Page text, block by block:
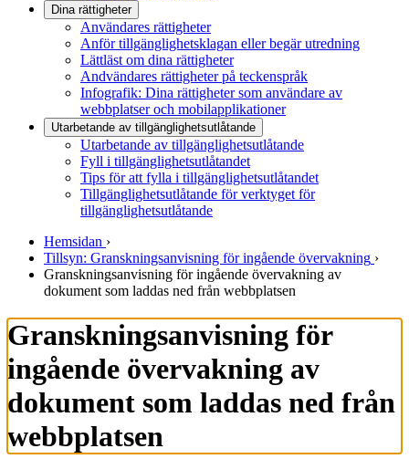
Dina rättigheter
Användares rättigheter
Anför tillgänglighetsklagan eller begär utredning
Lättläst om dina rättigheter
Andvändares rättigheter på teckenspråk
Infografik: Dina rättigheter som användare av
webbplatser och mobilapplikationer
Utarbetande av tillgänglighets­utlåtande
Utarbetande av tillgänglighetsutlåtande
Fyll i tillgänglighetsutlåtandet
Tips för att fylla i tillgänglighetsutlåtandet
Tillgänglighetsutlåtande för verktyget för
tillgänglighetsutlåtande
Hemsidan ›
Tillsyn: Granskningsanvisning för ingående övervakning ›
Granskningsanvisning för ingående övervakning av
dokument som laddas ned från webbplatsen
Granskningsanvisning för
ingående övervakning av
dokument som laddas ned från
webbplatsen